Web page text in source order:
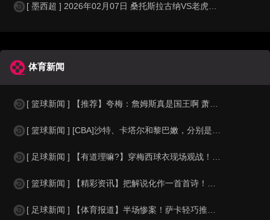
[ 墨西超 ] 2026年02月07日 桑托斯拉古纳VS老虎大学 墨西超_全
体育新闻
[ 篮球新闻 ] 【推荐】夸梅：詹姆斯真是国王啊 萧华都得听他的 新赛季日程安
[ 篮球新闻 ] [CBA]沙特、卡塔尔和黎巴嫩，分别是什么水平？
[ 足球新闻 ] 【有道理嘛?】穿梅西球衣现场观战！马思纯晒照：终究是人生，不
[ 篮球新闻 ] 【精彩资讯】把解说化作一首首诗！贺炜本届世界杯金句合集
[ 足球新闻 ] 【体育报道】半场惨案！萨卡轻巧推射双响，英格兰4-0领先法国